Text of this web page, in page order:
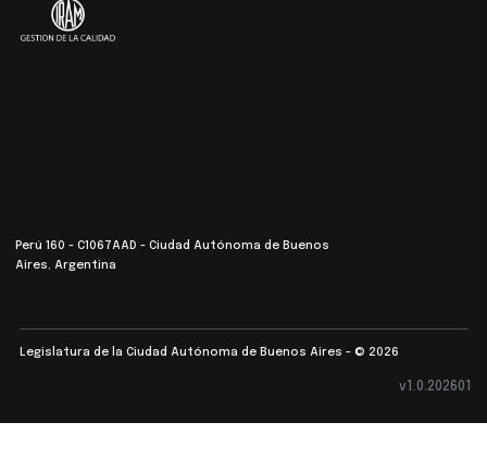
Perú 160 - C1067AAD - Ciudad Autónoma de Buenos
Aires, Argentina
Legislatura de la Ciudad Autónoma de Buenos Aires - © 2026
v1.0.202601